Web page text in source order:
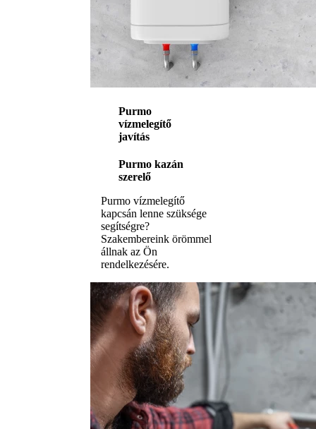
Purmo
vízmelegítő
javítás
Purmo kazán
szerelő
Purmo vízmelegítő
kapcsán lenne szüksége
segítségre?
Szakembereink örömmel
állnak az Ön
rendelkezésére.